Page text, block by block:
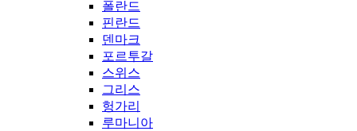
폴란드
핀란드
덴마크
포르투갈
스위스
그리스
헝가리
루마니아